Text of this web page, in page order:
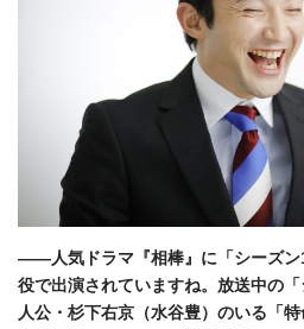
――人気ドラマ『相棒』に「シーズン
役で出演されていますね。放送中の
人公・杉下右京（水谷豊）のいる「